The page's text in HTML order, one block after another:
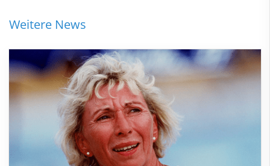
Weitere News